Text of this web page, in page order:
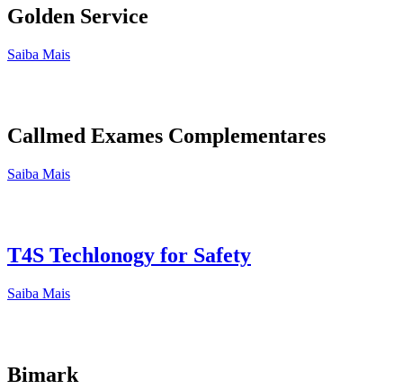
Golden Service
Saiba Mais
Callmed Exames Complementares
Saiba Mais
T4S Techlonogy for Safety
Saiba Mais
Bimark